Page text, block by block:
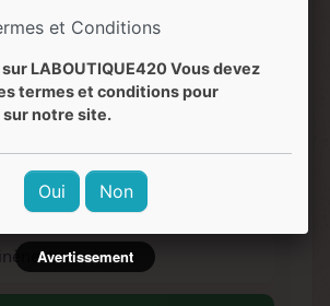
cerise, raisin, encens, orange,
limonène
et Conditions
LABOUTIQUE420 Vous devez
termes et conditions pour
notre site.
Oui Non
Avertissement